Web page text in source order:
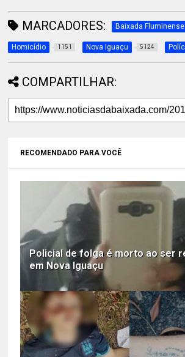
MARCADORES: Baixada Fluminense
Homicídio 1151 Nova Iguaçu 5124
COMPARTILHAR:
RECOMENDADO PARA VOCÊ
Policial de folga é morto ao ser
em Nova Iguaçu